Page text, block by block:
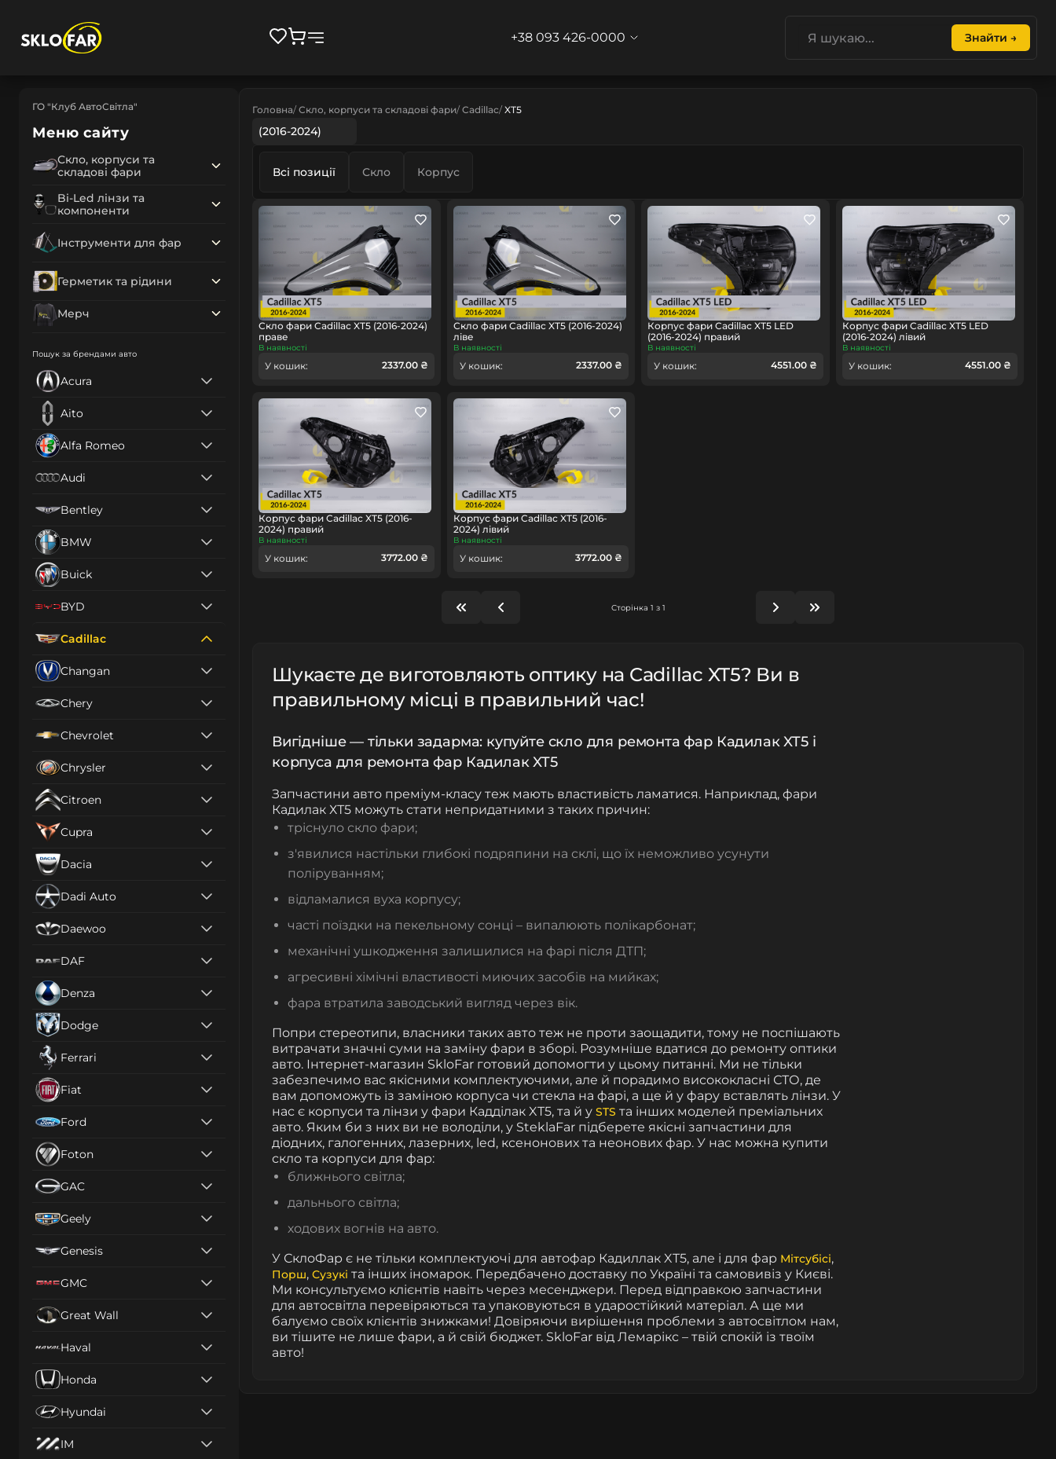
+38 093 426-0000 Знайти →
ГО "Клуб АвтоСвітла"
Меню сайту
Скло, корпуси та
складові фари
Bi-Led лінзи та
компоненти
Інструменти для фар
Герметик та рідини
Мерч
Пошук за брендами авто
Acura
Aito
Alfa Romeo
Audi
Bentley
BMW
Buick
BYD
Cadillac
Changan
Chery
Chevrolet
Chrysler
Citroen
Cupra
Dacia
Dadi Auto
Daewoo
DAF
Denza
Dodge
Ferrari
Fiat
Ford
Foton
GAC
Geely
Genesis
GMC
Great Wall
Haval
Honda
Hyundai
IM
Головна Скло, корпуси та складові фари Cadillac XT5
(2016-2024)
Всі позиції Скло Корпус
Скло фари Cadillac XT5 (2016-2024)
праве
В наявності
У кошик: 2337.00 ₴
Скло фари Cadillac XT5 (2016-2024)
ліве
В наявності
У кошик: 2337.00 ₴
Корпус фари Cadillac XT5 LED
(2016-2024) правий
В наявності
У кошик: 4551.00 ₴
Корпус фари Cadillac XT5 LED
(2016-2024) лівий
В наявності
У кошик: 4551.00 ₴
Корпус фари Cadillac XT5 (2016-
2024) правий
В наявності
У кошик: 3772.00 ₴
Корпус фари Cadillac XT5 (2016-
2024) лівий
В наявності
У кошик: 3772.00 ₴
Сторінка 1 з 1
Шукаєте де виготовляють оптику на Cadillac XT5? Ви в
правильному місці в правильний час!
Вигідніше — тільки задарма: купуйте скло для ремонта фар Кадилак XT5 і
корпуса для ремонта фар Кадилак XT5
Запчастини авто преміум-класу теж мають властивість ламатися. Наприклад, фари
Кадилак ХТ5 можуть стати непридатними з таких причин:
тріснуло скло фари;
з'явилися настільки глибокі подряпини на склі, що їх неможливо усунути
поліруванням;
відламалися вуха корпусу;
часті поїздки на пекельному сонці – випалюють полікарбонат;
механічні ушкодження залишилися на фарі після ДТП;
агресивні хімічні властивості миючих засобів на мийках;
фара втратила заводський вигляд через вік.
Попри стереотипи, власники таких авто теж не проти заощадити, тому не поспішають
витрачати значні суми на заміну фари в зборі. Розумніше вдатися до ремонту оптики
авто. Інтернет-магазин SkloFar готовий допомогти у цьому питанні. Ми не тільки
забезпечимо вас якісними комплектуючими, але й порадимо висококласні СТО, де
вам допоможуть із заміною корпуса чи стекла на фарі, а ще й у фару вставлять лінзи. У
нас є корпуси та лінзи у фари Кадділак XT5, та й у STS та інших моделей преміальних
авто. Яким би з них ви не володіли, у SteklaFar підберете якісні запчастини для
діодних, галогенних, лазерних, led, ксенонових та неонових фар. У нас можна купити
скло та корпуси для фар:
ближнього світла;
дальнього світла;
ходових вогнів на авто.
У СклоФар є не тільки комплектуючі для автофар Кадиллак XT5, але і для фар Мітсубісі,
Порш, Сузукі та інших іномарок. Передбачено доставку по Україні та самовивіз у Києві.
Ми консультуємо клієнтів навіть через месенджери. Перед відправкою запчастини
для автосвітла перевіряються та упаковуються в ударостійкий матеріал. А ще ми
балуємо своїх клієнтів знижками! Довіряючи вирішення проблеми з автосвітлом нам,
ви тішите не лише фари, а й свій бюджет. SkloFar від Лемарікс – твій спокій із твоїм
авто!